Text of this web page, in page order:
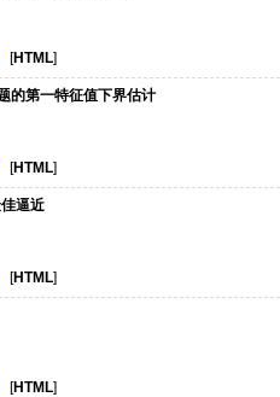
[HTML]
的第一特征值下界估计
[HTML]
逼近
[HTML]
[HTML]